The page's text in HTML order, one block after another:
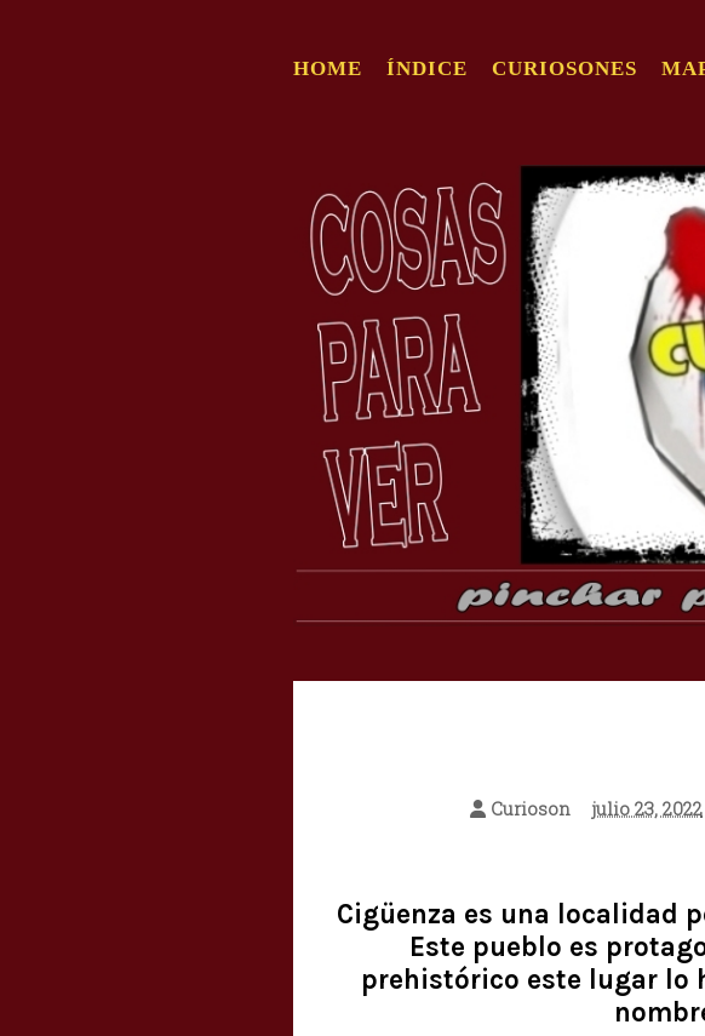
HOME ÍNDICE CURIOSONES
Curioson julio 23, 2022
Cigüenza es una localidad
Este pueblo es
prehistórico este lugar lo